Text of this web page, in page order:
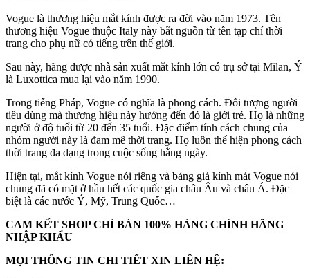
Vogue là thương hiệu mắt kính được ra đời vào năm 1973. Tên
thương hiệu Vogue thuộc Italy này bắt nguồn từ tên tạp chí thời
trang cho phụ nữ có tiếng trên thế giới.
Sau này, hãng được nhà sản xuất mắt kính lớn có trụ sở tại Milan, Ý
là Luxottica mua lại vào năm 1990.
Trong tiếng Pháp, Vogue có nghĩa là phong cách. Đối tượng người
tiêu dùng mà thương hiệu này hướng đến đó là giới trẻ. Họ là những
người ở độ tuổi từ 20 đến 35 tuổi. Đặc điểm tính cách chung của
nhóm người này là đam mê thời trang. Họ luôn thể hiện phong cách
thời trang đa dạng trong cuộc sống hằng ngày.
Hiện tại, mắt kính Vogue nói riêng và bảng giá kính mát Vogue nói
chung đã có mặt ở hầu hết các quốc gia châu Âu và châu Á. Đặc
biệt là các nước Ý, Mỹ, Trung Quốc…
CAM KẾT SHOP CHỈ BÁN 100% HÀNG CHÍNH HÃNG
NHẬP KHẨU
MỌI THÔNG TIN CHI TIẾT XIN LIÊN HỆ: